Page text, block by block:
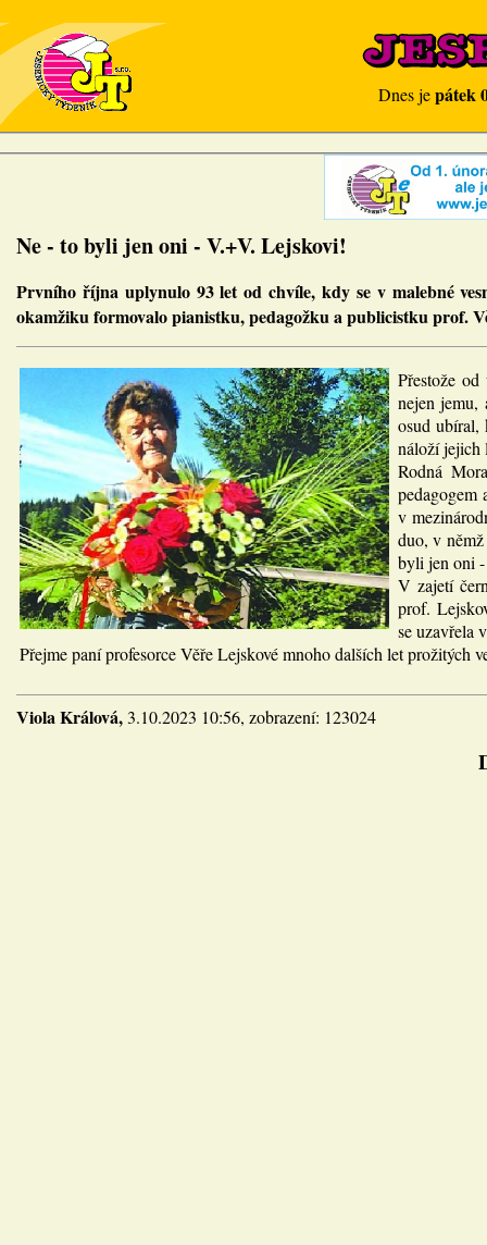
Dnes jepátek
Ne - to byli jen oni - V.+V. Lejskovi!
Prvního října uplynulo 93 let od chvíle, kdy se v malebné
okamžiku formovalo pianistku, pedagožku a publicistku prof.
Přestože
nejen jemu,
osud ubíral,
náloží jejich
Rodná
pedagogem
v
duo, v
byli jen oni
V zajetí
prof.
se uzavřela
Přejme paní profesorce Věře Lejskové mnoho dalších let prožitých
Viola Králová,3.10.2023 10:56, zobrazení: 123024